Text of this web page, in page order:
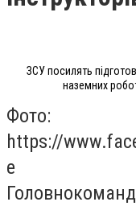
ЗСУ посилять
наземних
Фото:
https://
e